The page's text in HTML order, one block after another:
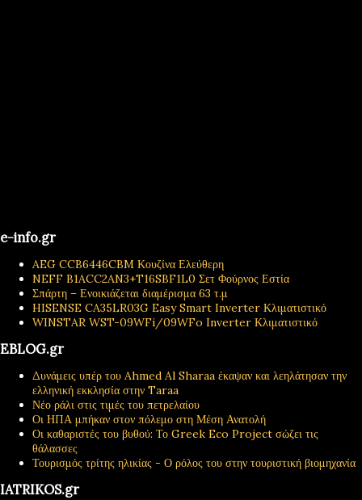
e-info.gr
AEG CCB6446CBM Κουζίνα Ελεύθερη
NEFF B1ACC2AN3+T16SBF1L0 Σετ Φούρνος Εστία
Σπάρτη – Ενοικιάζεται διαμέρισμα 63 τ.μ
HISENSE CA35LR03G Easy Smart Inverter Κλιματιστικό
WINSTAR WST-09WFi/09WFo Inverter Κλιματιστικό
EBLOG.gr
Δυνάμεις υπέρ του Ahmed Al Sharaa έκαψαν και λεηλάτησαν την
ελληνική εκκλησία στην Taraa
Νέο ράλι στις τιμές του πετρελαίου
Οι ΗΠΑ μπήκαν στον πόλεμο στη Μέση Ανατολή
Οι καθαριστές του βυθού: Το Greek Eco Project σώζει τις
θάλασσες
Τουρισμός τρίτης ηλικίας - Ο ρόλος του στην τουριστική βιομηχανία
IATRIKOS.gr